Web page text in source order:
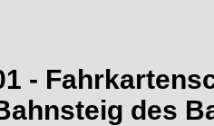
-
des